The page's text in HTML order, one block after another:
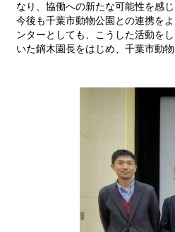
なり、協働への新たな可能性を感
今後も千葉市動物公園との連携を
ンターとしても、こうした活動を
いた鏑木園長をはじめ、千葉市動